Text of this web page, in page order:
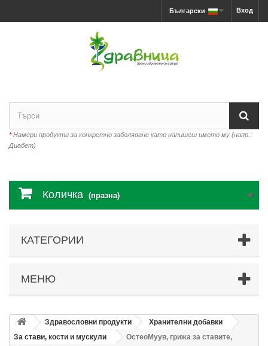
Вход
Български
*Намери продукти за конкретно заболяване като напишеш името му (напр.:
Диабет)
Количка (празна)
КАТЕГОРИИ
МЕНЮ
Здравословни продукти
Хранителни добавки
За стави, кости и мускули
ОстеоМуув, грижа за ставите,